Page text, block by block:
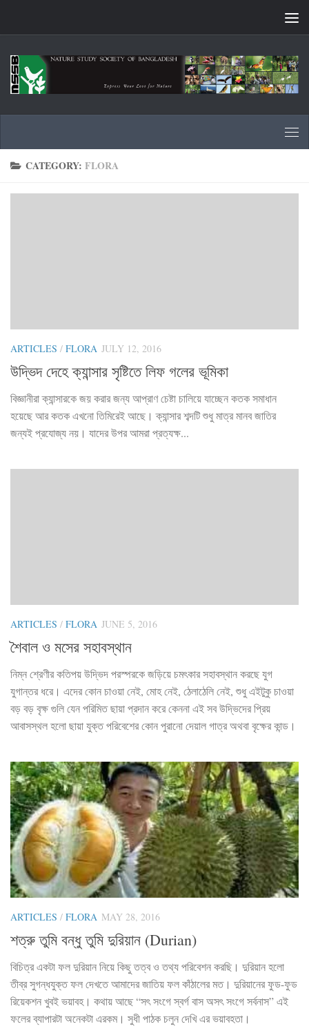
CATEGORY: FLORA
ARTICLES / FLORA JULY 12, 2016
উদ্ভিদ দেহে ক্যান্সার সৃষ্টিতে লিফ গলের ভূমিকা
বিজ্ঞানীরা ক্যান্সারকে জয় করার জন্য আপ্রাণ চেষ্টা চালিয়ে যাচ্ছেন কতক সমাধান
হয়েছে আর কতক এখনো তিমিরেই আছে। ক্যান্সার শব্দটি শুধু মাত্র মানব জাতির
জন্যই প্রযোজ্য নয়। যাদের উপর আমরা প্রত্যক্ষ...
ARTICLES / FLORA JUNE 5, 2016
শৈবাল ও মসের সহাবস্থান
নিম্ন শ্রেণীর কতিপয় উদ্ভিদ পরস্পরকে জড়িয়ে চমৎকার সহাবস্থান করছে যুগ
যুগান্তর ধরে। এদের কোন চাওয়া নেই, মোহ নেই, ঠেলাঠেলি নেই, শুধু এইটুকু চাওয়া
বড় বড় বৃক্ষ গুলি যেন পরিমিত ছায়া প্রদান করে কেননা এই সব উদ্ভিদের প্রিয়
আবাসস্থল হলো ছায়া যুক্ত পরিবেশের কোন পুরানো দেয়াল গাত্র অথবা বৃক্ষের কান্ড।
ARTICLES / FLORA MAY 28, 2016
শত্রু তুমি বন্ধু তুমি দুরিয়ান (Durian)
বিচিত্র একটা ফল দুরিয়ান নিয়ে কিছু তত্ব ও তথ্য পরিবেশন করছি। দুরিয়ান হলো
তীব্র সুগন্ধযুক্ত ফল দেখতে আমাদের জাতিয় ফল কাঁঠালের মত। দুরিয়ানের ফুড-ফুড
রিয়েকশন খুবই ভয়াবহ। কথায় আছে “সৎ সংগে স্বর্গ বাস অসৎ সংগে সর্বনাস” এই
ফলের ব্যাপারটা অনেকটা এরকম। সুধী পাঠক চলুন দেখি এর ভয়াবহতা।